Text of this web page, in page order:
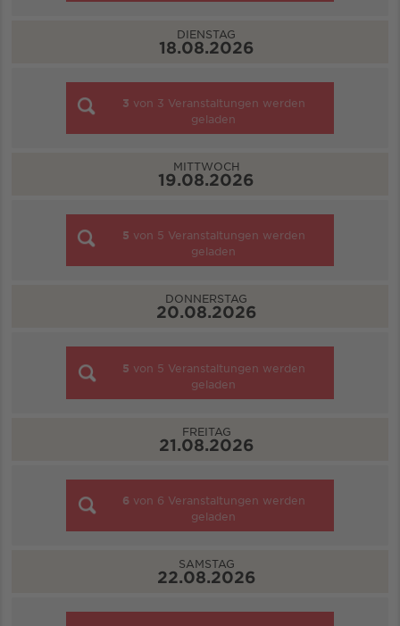
DIENSTAG
18.08.2026
3 von 3 Veranstaltungen werden
geladen
MITTWOCH
19.08.2026
5 von 5 Veranstaltungen werden
geladen
DONNERSTAG
20.08.2026
5 von 5 Veranstaltungen werden
geladen
FREITAG
21.08.2026
6 von 6 Veranstaltungen werden
geladen
SAMSTAG
22.08.2026